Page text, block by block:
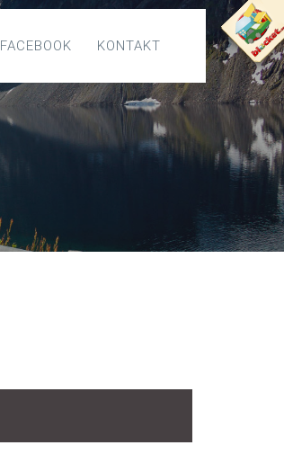
FACEBOOK KONTAKT